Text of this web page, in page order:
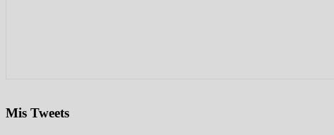
Mis Tweets